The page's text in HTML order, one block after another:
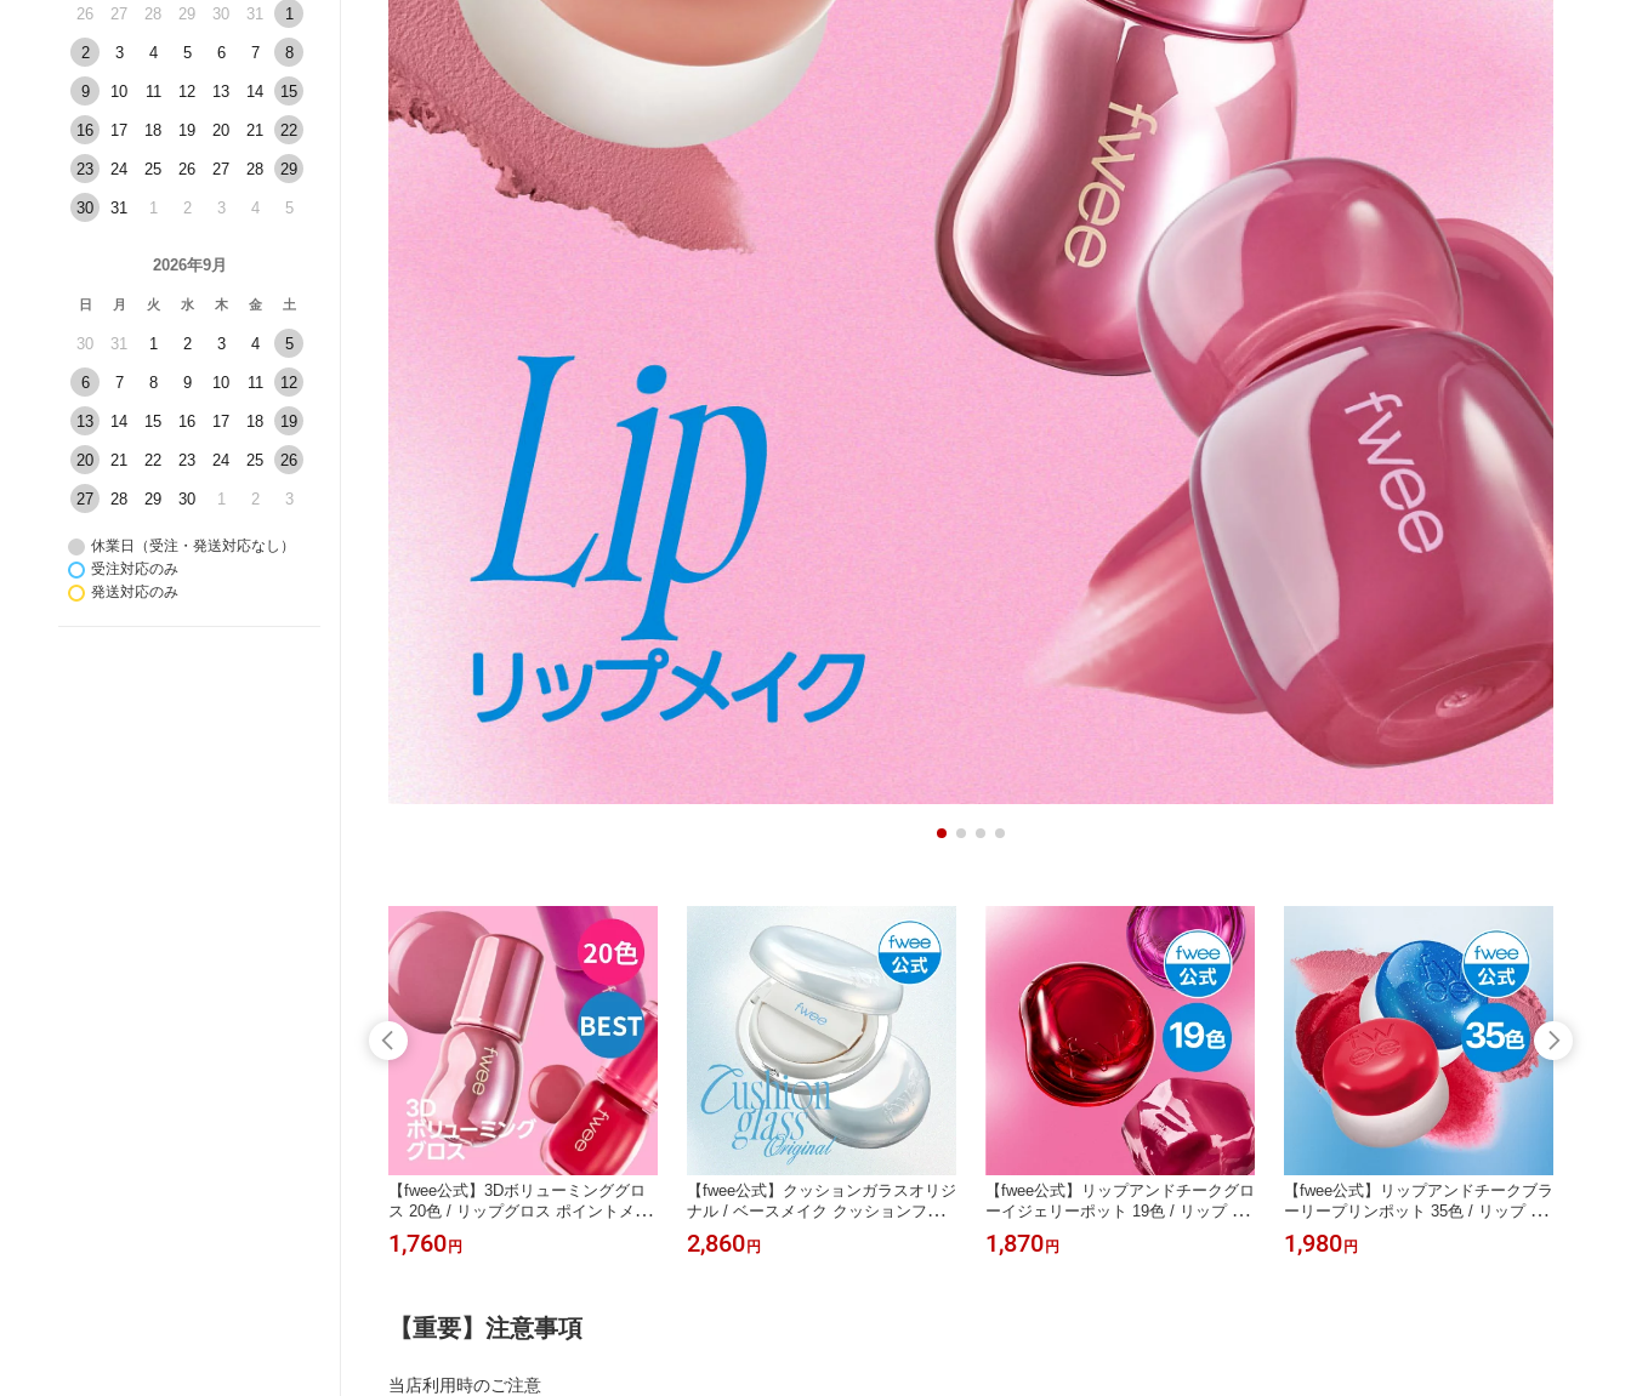
26 27 28 29 30 31 1
2 3 4 5 6 7 8
9 10 11 12 13 14 15
16 17 18 19 20 21 22
23 24 25 26 27 28 29
30 31 1 2 3 4 5
2026年9月
日 月 火 水 木 金 土
30 31 1 2 3 4 5
6 7 8 9 10 11 12
13 14 15 16 17 18 19
20 21 22 23 24 25 26
27 28 29 30 1 2 3
休業日（受注・発送対応なし）
受注対応のみ
発送対応のみ
【fwee公式】3Dボリューミンググロ
ス 20色 / リップグロス ポイントメイ
ク 美肌 グロウ ツヤ グリッター 韓国
コスメ 韓国メイク
1,760 円
【fwee公式】クッションガラスオリジ
ナル / ベースメイク クッションファ
ンデ 美肌 グロウ ツヤ スキンケア 韓
国コスメ 韓国メイク
2,860 円
【fwee公式】リップアンドチークグロ
ーイジェリーポット 19色 / リップ チ
ーク 唇 ポイントメイク 美肌 グロー
イーメイク 韓国コスメ 韓国メイク
1,870 円
【fwee公式】リップアンドチークブラ
ーリープリンポット 35色 / リップ チ
ーク 唇 ポイントメイク 美肌 ブラー
リー 韓国コスメ 韓国メイク
1,980 円
【重要】注意事項
当店利用時のご注意